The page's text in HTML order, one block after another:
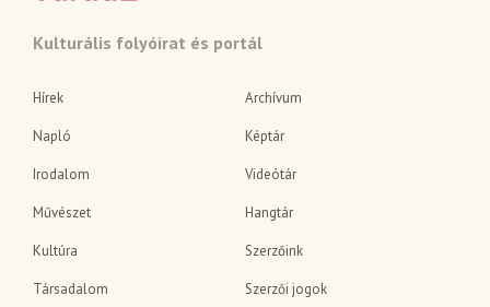
Kulturális folyóirat és portál
Hírek
Napló
Irodalom
Művészet
Kultúra
Társadalom
Archívum
Képtár
Videótár
Hangtár
Szerzőink
Szerzői jogok